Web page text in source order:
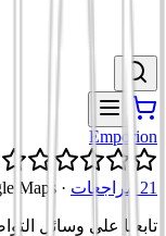
Emporion
21 مراجعات
·
Maps
تابعنا على وسائل